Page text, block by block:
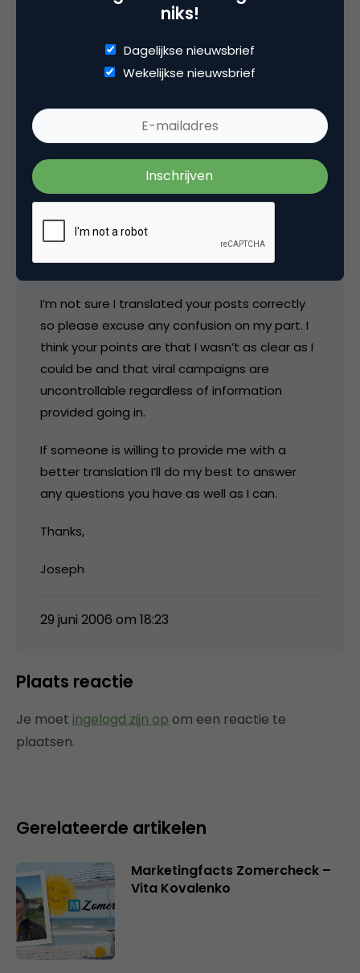
(MCE) in het leven geroepen. Vanaf daar ben
voorspelbaarheid van virale marketing
campagnes.
26 juni 2006 om 20:08
Hello,
I’m not sure I translated your posts correctly
so please excuse any confusion on my part. I
think your points are that I wasn’t as clear as I
could be and that viral campaigns are
uncontrollable regardless of information
provided going in.
If someone is willing to provide me with a
better translation I’ll do my best to answer
any questions you have as well as I can.
Thanks,
Joseph
29 juni 2006 om 18:23
Plaats reactie
Je moet ingelogd zijn op om een reactie te
plaatsen.
Gerelateerde artikelen
Marketingfacts Zomercheck –
Vita Kovalenko
niks!
Dagelijkse nieuwsbrief
Wekelijkse nieuwsbrief